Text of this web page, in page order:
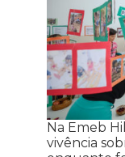
Na Emeb
vivência